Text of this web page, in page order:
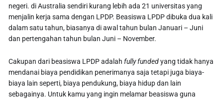
negeri. di Australia sendiri kurang lebih ada 21 universitas yang
menjalin kerja sama dengan LPDP. Beasiswa LPDP dibuka dua kali
dalam satu tahun, biasanya di awal tahun bulan Januari – Juni
dan pertengahan tahun bulan Juni – November.
Cakupan dari beasiswa LPDP adalahfully fundedyang tidak hanya
mendanai biaya pendidikan penerimanya saja tetapi juga biaya-
biaya lain seperti, biaya pendukung, biaya hidup dan lain
sebagainya. Untuk kamu yang ingin melamar beasiswa guna